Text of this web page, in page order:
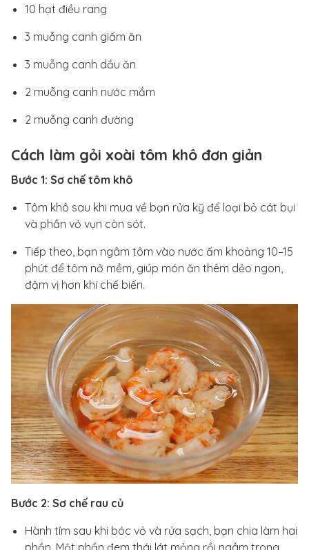
10 hạt điều rang
3 muỗng canh giấm ăn
3 muỗng canh dầu ăn
2 muỗng canh nước mắm
2 muỗng canh đường
Cách làm gỏi xoài tôm khô đơn giản
Bước 1: Sơ chế tôm khô
Tôm khô sau khi mua về bạn rửa kỹ để loại bỏ cát bụi
và phần vỏ vụn còn sót.
Tiếp theo, bạn ngâm tôm vào nước ấm khoảng 10–15
phút để tôm nở mềm, giúp món ăn thêm dẻo ngon,
đậm vị hơn khi chế biến.
Bước 2: Sơ chế rau củ
Hành tím sau khi bóc vỏ và rửa sạch, bạn chia làm hai
phần. Một phần đem thái lát mỏng rồi ngâm trong